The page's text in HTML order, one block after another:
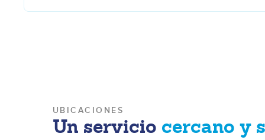
UBICACIONES
Un servicio cercano y